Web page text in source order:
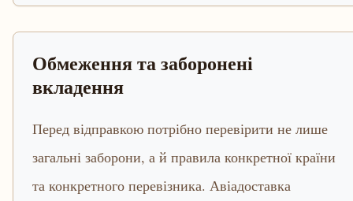
Обмеження та заборонені
вкладення
Перед відправкою потрібно перевірити не лише
загальні заборони, а й правила конкретної країни
та конкретного перевізника. Авіадоставка